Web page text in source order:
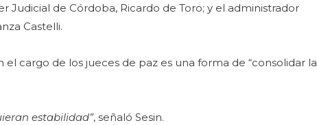
Judicial de Córdoba, Ricardo de Toro; y el administrador
Castelli.
cargo de los jueces de paz es una forma de “consolidar la
estabilidad”, señaló Sesin.